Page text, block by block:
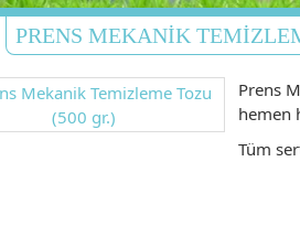
PRENS MEKANIK
Prens
hemen
Tüm